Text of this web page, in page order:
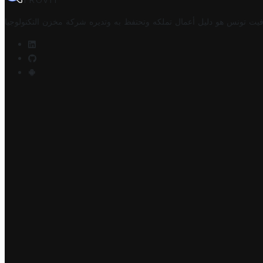
تونس هو دليل أعمال تملكه وتحتفظ به وتديره شركة مخزن التكنولوجيا